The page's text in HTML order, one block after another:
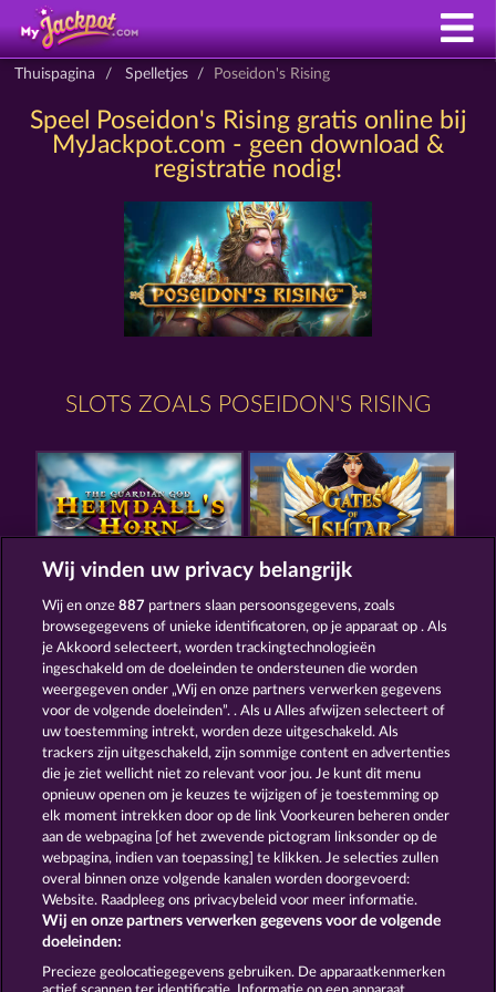
Thuispagina Spelletjes Poseidon's Rising
Speel Poseidon's Rising gratis online bij
MyJackpot.com - geen download &
registratie nodig!
SLOTS ZOALS POSEIDON'S RISING
GATES OF ISHTAR
DEMI GODS V
Algemene voorwaarden Privacyverklaring
Colofon Bedrijf FAQ Woordenlijst
Partnerprogramma Facebook
Terugbetalingsverzoek indienen
Wij vinden uw privacy belangrijk
Wij en onze887 partners slaan persoonsgegevens, zoals
browsegegevens of unieke identificatoren, op je apparaat op . Als
je Akkoord selecteert, worden trackingtechnologieën
ingeschakeld om de doeleinden te ondersteunen die worden
weergegeven onder „Wij en onze partners verwerken gegevens
voor de volgende doeleinden”. . Als u Alles afwijzen selecteert of
uw toestemming intrekt, worden deze uitgeschakeld. Als
trackers zijn uitgeschakeld, zijn sommige content en advertenties
die je ziet wellicht niet zo relevant voor jou. Je kunt dit menu
opnieuw openen om je keuzes te wijzigen of je toestemming op
elk moment intrekken door op de link Voorkeuren beheren onder
aan de webpagina [of het zwevende pictogram linksonder op de
webpagina, indien van toepassing] te klikken. Je selecties zullen
overal binnen onze volgende kanalen worden doorgevoerd:
Website. Raadpleeg ons privacybeleid voor meer informatie.
Wij en onze partners verwerken gegevens voor de volgende
doeleinden:
Precieze geolocatiegegevens gebruiken. De apparaatkenmerken